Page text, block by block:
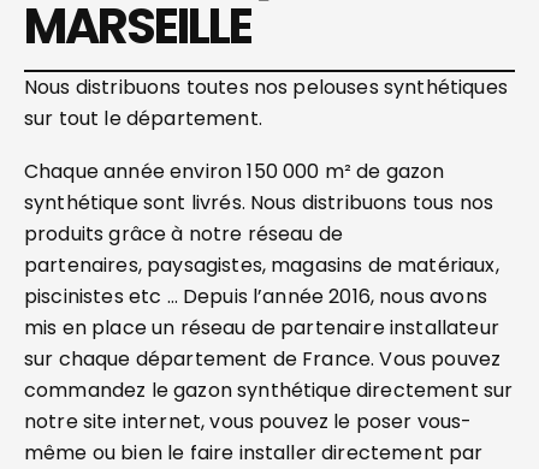
MARSEILLE
Nous distribuons toutes nos pelouses synthétiques
sur tout le département.
Chaque année environ 150 000 m² de gazon
synthétique sont livrés. Nous distribuons tous nos
produits grâce à notre réseau de
partenaires, paysagistes, magasins de matériaux,
piscinistes etc … Depuis l’année 2016, nous avons
mis en place un réseau de partenaire installateur
sur chaque département de France. Vous pouvez
commandez le gazon synthétique directement sur
notre site internet, vous pouvez le poser vous-
même ou bien le faire installer directement par